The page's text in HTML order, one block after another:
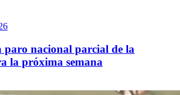
paro nacional parcial de la
la próxima semana